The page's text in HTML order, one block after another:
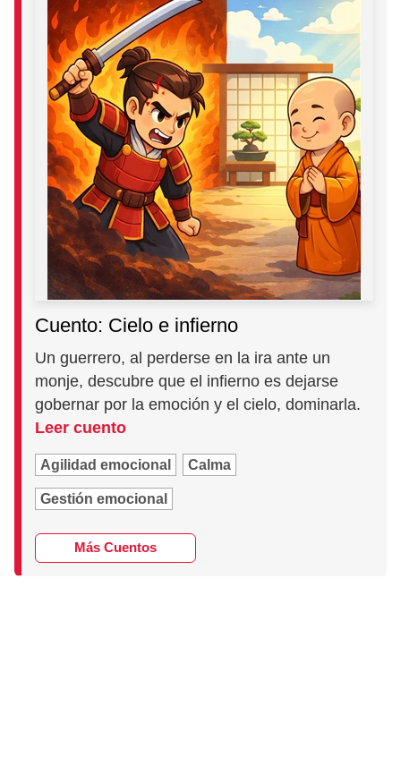
Cuento: Cielo e infierno
Un guerrero, al perderse en la ira ante un
monje, descubre que el infierno es dejarse
gobernar por la emoción y el cielo, dominarla.
Leer cuento
Agilidad emocional Calma
Gestión emocional
Más Cuentos